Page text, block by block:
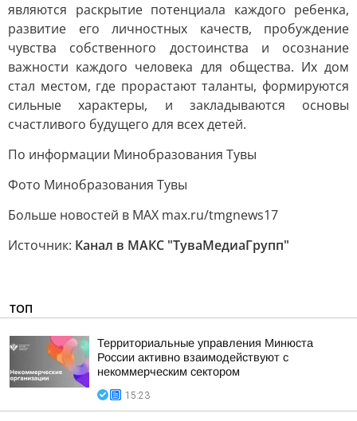
являются раскрытие потенциала каждого ребенка,
развитие его личностных качеств, пробуждение
чувства собственного достоинства и осознание
важности каждого человека для общества. Их дом
стал местом, где прорастают таланты, формируются
сильные характеры, и закладываются основы
счастливого будущего для всех детей.
По информации Минобразования Тувы
Фото Минобразования Тувы
Больше новостей в МАХ max.ru/tmgnews17
Источник: Канал в МАКС "ТуваМедиаГрупп"
ТОП
Территориальные управления Минюста
России активно взаимодействуют с
некоммерческим сектором
15:23